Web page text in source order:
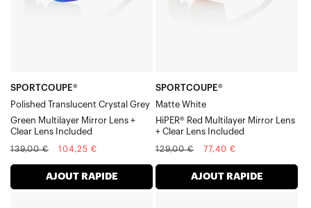
Speedcraft®
Speedcraft® SL
Speedcraft® XS
Racetrap® 3.0
Speedcoupe®
Sportcoupe®
Insert optique (RX)
Clear
Lens
Included
SPORTCOUPE®
Polished Translucent Crystal Grey
Green Multilayer Mirror Lens +
Clear Lens Included
Prix
139,00 €
Prix
104,25 €
AJOUT RAPIDE
Lens
Included
SPORTCOUPE®
Matte White
HiPER® Red Multilayer Mirror Lens
+ Clear Lens Included
Prix
129,00 €
Prix
77,40 €
AJOUT RAPIDE